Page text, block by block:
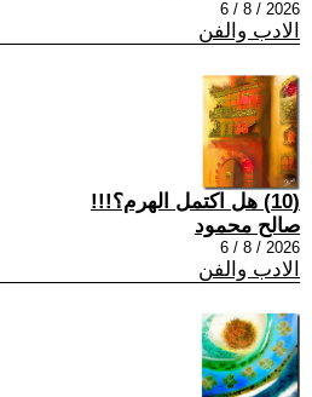
2026 / 8 / 6
الادب والفن
(10) هل اكتمل الهرم؟!!!
صالح محمود
2026 / 8 / 6
الادب والفن